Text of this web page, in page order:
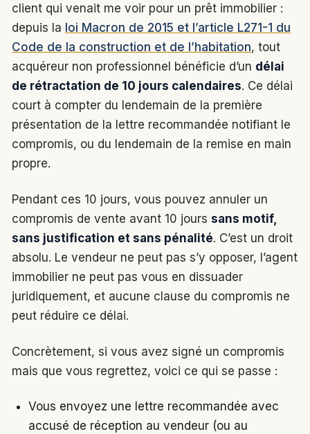
client qui venait me voir pour un prêt immobilier :
depuis la loi Macron de 2015 et l’article L271-1 du
Code de la construction et de l’habitation, tout
acquéreur non professionnel bénéficie d’un délai
de rétractation de 10 jours calendaires. Ce délai
court à compter du lendemain de la première
présentation de la lettre recommandée notifiant le
compromis, ou du lendemain de la remise en main
propre.
Pendant ces 10 jours, vous pouvez annuler un
compromis de vente avant 10 jours sans motif,
sans justification et sans pénalité. C’est un droit
absolu. Le vendeur ne peut pas s’y opposer, l’agent
immobilier ne peut pas vous en dissuader
juridiquement, et aucune clause du compromis ne
peut réduire ce délai.
Concrètement, si vous avez signé un compromis
mais que vous regrettez, voici ce qui se passe :
Vous envoyez une lettre recommandée avec
accusé de réception au vendeur (ou au